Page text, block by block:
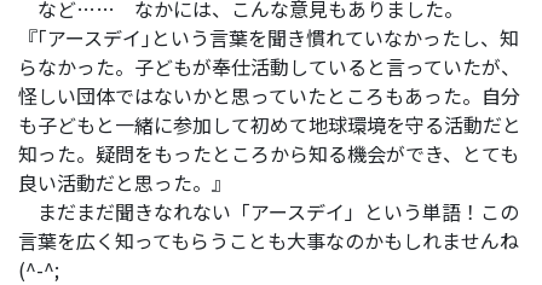
など…… なかには、こんな意見もありました。
『｢アースデイ｣という言葉を聞き慣れていなかったし、知
らなかった。子どもが奉仕活動していると言っていたが、
怪しい団体ではないかと思っていたところもあった。自分
も子どもと一緒に参加して初めて地球環境を守る活動だと
知った。疑問をもったところから知る機会ができ、とても
良い活動だと思った。』
まだまだ聞きなれない「アースデイ」という単語！この
言葉を広く知ってもらうことも大事なのかもしれませんね
(^-^;